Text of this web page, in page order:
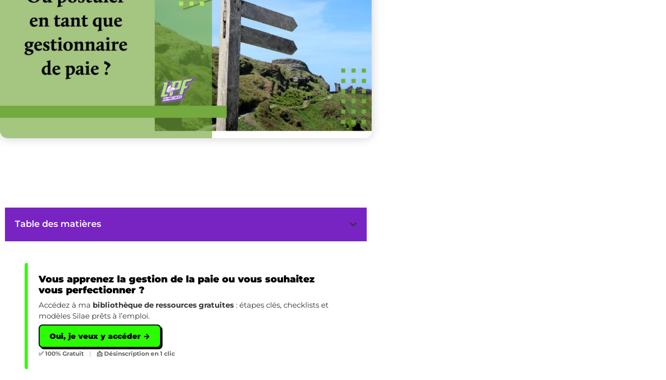
Table des matières
Vous apprenez la gestion de la paie ou vous souhaitez
vous perfectionner ?
Accédez à ma bibliothèque de ressources gratuites : étapes clés, checklists et
modèles Silae prêts à l’emploi.
Oui, je veux y accéder →
✅ 100% Gratuit | 📩 Désinscription en 1 clic